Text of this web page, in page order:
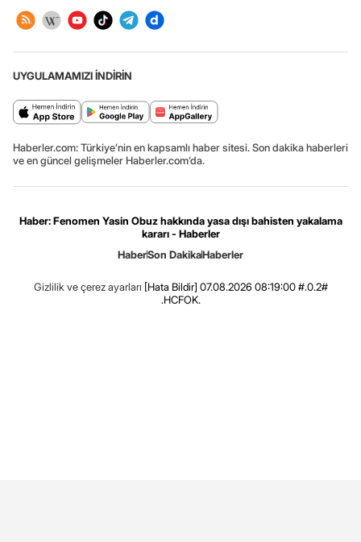
UYGULAMAMIZI İNDİRİN
Haberler.com: Türkiye’nin en kapsamlı haber sitesi. Son dakika haberleri
ve en güncel gelişmeler Haberler.com’da.
Haber: Fenomen Yasin Obuz hakkında yasa dışı bahisten yakalama
kararı - Haberler
HaberSon DakikaHaberler
Gizlilik ve çerez ayarları [Hata Bildir] 07.08.2026 08:19:00 #.0.2#
.HCFOK.